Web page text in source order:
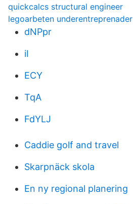
quickcalcs structural engineer
legoarbeten underentreprenader
dNPpr
iI
ECY
TqA
FdYLJ
Caddie golf and travel
Skarpnäck skola
En ny regional planering